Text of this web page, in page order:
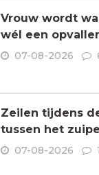
Vrouw wordt
wél een
07-08-2026
Zeilen tijdens
tussen het
07-08-2026